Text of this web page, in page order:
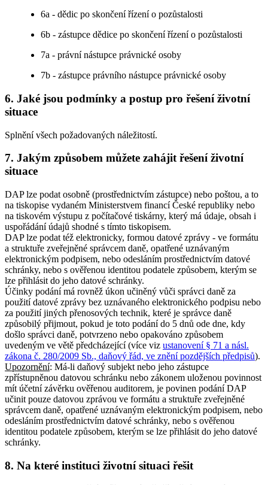
6a - dědic po skončení řízení o pozůstalosti
6b - zástupce dědice po skončení řízení o pozůstalosti
7a - právní nástupce právnické osoby
7b - zástupce právního nástupce právnické osoby
6. Jaké jsou podmínky a postup pro řešení životní
situace
Splnění všech požadovaných náležitostí.
7. Jakým způsobem můžete zahájit řešení životní
situace
DAP lze podat osobně (prostřednictvím zástupce) nebo poštou, a to
na tiskopise vydaném Ministerstvem financí České republiky nebo
na tiskovém výstupu z počítačové tiskárny, který má údaje, obsah i
uspořádání údajů shodné s tímto tiskopisem.
DAP lze podat též elektronicky, formou datové zprávy - ve formátu
a struktuře zveřejněné správcem daně, opatřené uznávaným
elektronickým podpisem, nebo odesláním prostřednictvím datové
schránky, nebo s ověřenou identitou podatele způsobem, kterým se
lze přihlásit do jeho datové schránky.
Účinky podání má rovněž úkon učiněný vůči správci daně za
použití datové zprávy bez uznávaného elektronického podpisu nebo
za použití jiných přenosových technik, které je správce daně
způsobilý přijmout, pokud je toto podání do 5 dnů ode dne, kdy
došlo správci daně, potvrzeno nebo opakováno způsobem
uvedeným ve větě předcházející (více viz ustanovení § 71 a násl.
zákona č. 280/2009 Sb., daňový řád, ve znění pozdějších předpisů).
Upozornění: Má-li daňový subjekt nebo jeho zástupce
zpřístupněnou datovou schránku nebo zákonem uloženou povinnost
mít účetní závěrku ověřenou auditorem, je povinen podání DAP
učinit pouze datovou zprávou ve formátu a struktuře zveřejněné
správcem daně, opatřené uznávaným elektronickým podpisem, nebo
odesláním prostřednictvím datové schránky, nebo s ověřenou
identitou podatele způsobem, kterým se lze přihlásit do jeho datové
schránky.
8. Na které instituci životní situaci řešit